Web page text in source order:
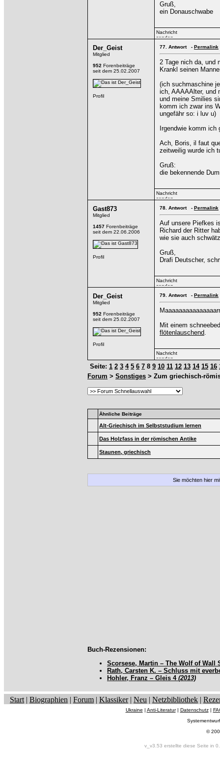
Gruß,
ein Donauschwabe
Der_Geist
Mitglied
952 Forenbeiträge
seit dem 25.02.2007
77. Antwort - Permalink
2 Tage nich da, und
Krankl seinen
(ich suchmaschine
ich, AAAAAlter, und
und meine Smilies
komm ich zwar ins
ungefähr so: i luv u)
Irgendwie komm
Ach, Boris, il faut
zeitweilig wurde ich
Gruß:
die bekennende
Gast873
Mitglied
1457 Forenbeiträge
seit dem 22.06.2006
78. Antwort - Permalink
Auf unsere Piefkes
Richard der Ritter
wie sie auch
Gruß,
Drafi Deutscher,
Der_Geist
Mitglied
952 Forenbeiträge
seit dem 25.02.2007
79. Antwort - Permalink
Mit einem
flötenlauschend.
Seite: 1 2 3 4 5 6 7 8 9 10 11 12 13 14 15 16
Forum > Sonstiges > Zum griechisch-
Ähnliche Beiträge
Alt-Griechisch im Selbststudium lernen
Das Holzfass in der römischen Antike
Staunen, griechisch
Sie möchten hier
Buch-Rezensionen:
Scorsese, Martin – The Wolf of Wall
Rath, Carsten K. – Schluss mit
Hohler, Franz – Gleis 4 (2013)
Start | Biographien | Forum | Klassiker| Neu | Netzbibliothek |
Ukraine | Anti-Literatur| Datenschutz|
©
v_v3.53 erstellte diese Seite in